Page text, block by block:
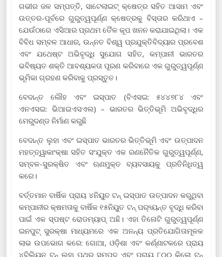
ଗଭୀର ଜଳ ସମ୍ପତ୍ତି, ସାଟେଲାଇଟ୍ କ୍ଷେତ୍ର ସହିତ ଆସାମ ଏବଂ
ଉତ୍ତର-ପୂର୍ବରେ ଗୁରୁତ୍ୱପୂର୍ଣ୍ଣ କ୍ଷେତ୍ରକୁ ବିସ୍ତାର କରିଥାଏ –
ଯେଉଁଠାରେ ଏସିଆର ପ୍ରଥମ ତୈଳ କୂପ ଖନନ କରାଯାଇଥିଲା। ଏକ
ବିବିଧ ସମ୍ବଳ ଆଧାର, ଉନ୍ନତ ବିଶ୍ୱ ପ୍ରଯୁକ୍ତିବିଦ୍ୟାର ପ୍ରବେଶ
ଏବଂ ଯଥେଷ୍ଟ ଅଭିବୃଦ୍ଧି ସୁଯୋଗ ସହିତ, କମ୍ପାନୀ ଭାରତର
ଭବିଷ୍ୟତ ଶକ୍ତି ଆବଶ୍ୟକତା ପୂରଣ କରିବାରେ ଏକ ଗୁରୁତ୍ୱପୂର୍ଣ୍ଣ
ଭୂମିକା ଗ୍ରହଣ କରିବାକୁ ପ୍ରସ୍ତୁତ।
ବେଦାନ୍ତ ଲୌହ ଏବଂ ଇସ୍ପାତ (ବିଏସଇ: ୫୪୪୭୮୪ ଏବଂ
ଏନଏସଇ: ଭିଆଇଏସଏଲ) – ଭାରତର ଭିତ୍ତିଭୂମି ଅଭିବୃଦ୍ଧିର
ମେରୁଦଣ୍ଡ ନିର୍ମାଣ କରୁଛି
ବେଦାନ୍ତ ଲୁହା ଏବଂ ଇସ୍ପାତ ଭାରତର ଭିତ୍ତିଭୂମି ଏବଂ ଉତ୍ପାଦନ
ମହତ୍ତ୍ୱାକାଂକ୍ଷା ସହିତ ସଂଯୁକ୍ତ ଏକ ରଣନୈତିକ ଗୁରୁତ୍ୱପୂର୍ଣ୍ଣ,
ସମ୍ବଳ-ସୁରକ୍ଷିତ ଏବଂ ଋଣମୁକ୍ତ ବ୍ୟବସାୟକୁ ପ୍ରତିନିଧିତ୍ୱ
କରେ।
ବର୍ତ୍ତମାନ ବାର୍ଷିକ ପ୍ରାୟ ୪ନିୟୁତ ଟନ୍ ଇସ୍ପାତ ଉତ୍ପାଦନ କରୁଥିବା
କମ୍ପାନୀର କ୍ଷମତାକୁ ବାର୍ଷିକ ୧୫ନିୟୁତ ଟନ୍ ପର‌୍ୟ୍ୟନ୍ତ ବୃଦ୍ଧି କରିବା
ପାଇଁ ଏକ ସ୍ପଷ୍ଟ ରୋଡମ୍ୟାପ୍ ଅଛି। ଏହା ତିନୋଟି ଗୁରୁତ୍ୱପୂର୍ଣ୍ଣ
ଇନପୁଟ୍ ସୁରକ୍ଷା ମାଧ୍ୟମରେ ଏକ ଅନନ୍ୟ ପ୍ରତିଯୋଗିତାମୂଳକ
ଲାଭ ଉପଭୋଗ କରେ: ଗୋଆ, ଓଡ଼ିଶା ଏବଂ କର୍ଣ୍ଣାଟକରେ ପ୍ରାୟ
୪ବିଲିୟନ ଟନ୍ ଲୁହା ପଥର ସମ୍ପଦ ଏବଂ ପ୍ରାୟ ୮୦୦ କିଲୋ ଟନ୍